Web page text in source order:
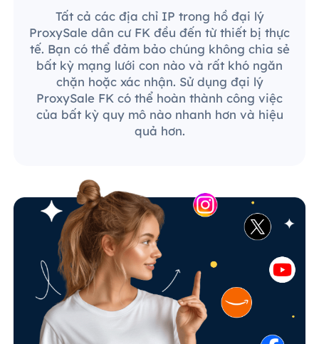
Tất cả các địa chỉ IP trong hồ đại lý
ProxySale dân cư FK đều đến từ thiết bị thực
tế. Bạn có thể đảm bảo chúng không chia sẻ
bất kỳ mạng lưới con nào và rất khó ngăn
chặn hoặc xác nhận. Sử dụng đại lý
ProxySale FK có thể hoàn thành công việc
của bất kỳ quy mô nào nhanh hơn và hiệu
quả hơn.